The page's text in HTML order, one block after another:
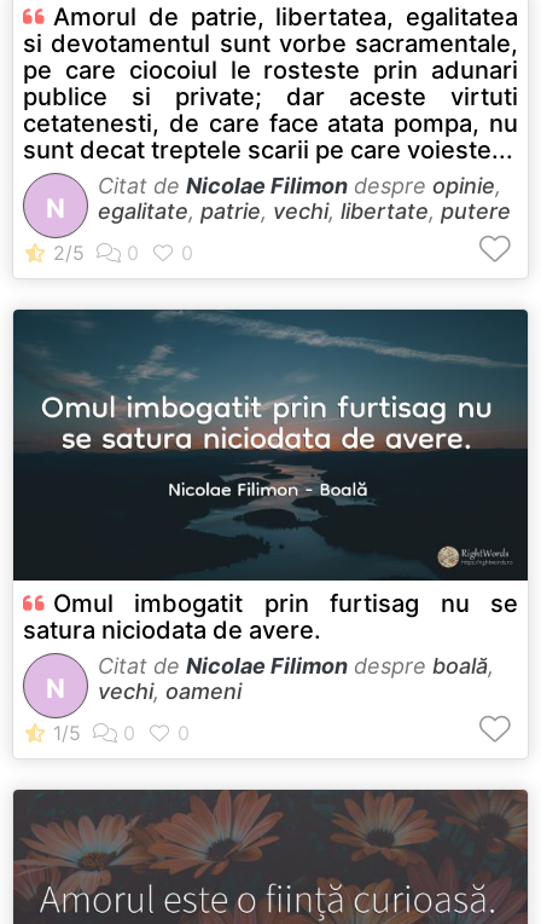
Amorul de patrie, libertatea, egalitatea
si devotamentul sunt vorbe sacramentale,
pe care ciocoiul le rosteste prin adunari
publice si private; dar aceste virtuti
cetatenesti, de care face atata pompa, nu
sunt decat treptele scarii pe care voieste...
N
Citat de Nicolae Filimon despre opinie,
egalitate, patrie, vechi, libertate, putere
Omul imbogatit prin furtisag nu se
satura niciodata de avere.
N
Citat de Nicolae Filimon despre boală,
vechi, oameni